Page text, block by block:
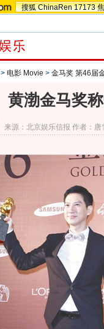
搜狐 ChinaRen 17173
> 电影 Movie > 金马奖 第46届
黄渤金马奖
来源： 北京娱乐信报 作者：唐